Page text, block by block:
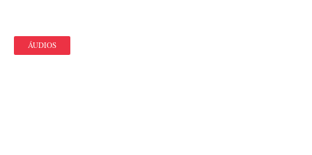
ÁUDIOS